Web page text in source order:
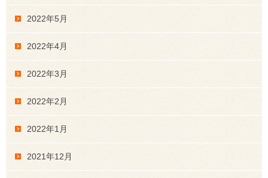
2022年5月
2022年4月
2022年3月
2022年2月
2022年1月
2021年12月